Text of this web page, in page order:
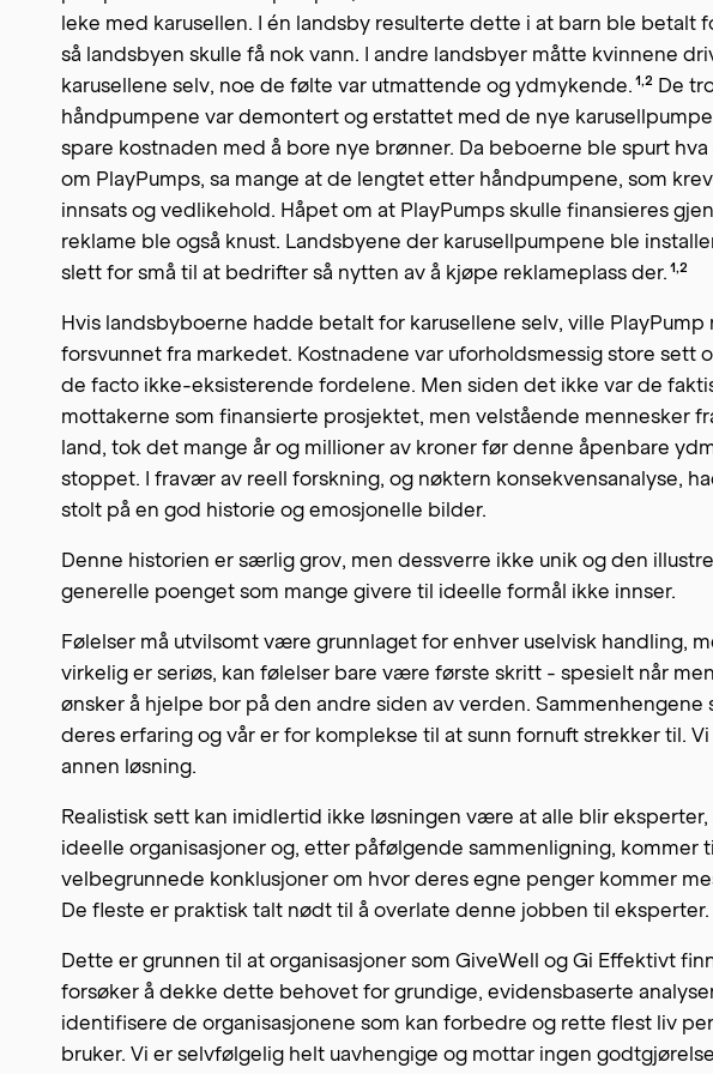
leke med karusellen. I én landsby resulterte dette i at barn ble betalt
så landsbyen skulle få nok vann. I andre landsbyer måtte kvinnene
karusellene selv, noe de følte var utmattende og ydmykende. 1,2 De
håndpumpene var demontert og erstattet med de nye
spare kostnaden med å bore nye brønner. Da beboerne ble spurt
om PlayPumps, sa mange at de lengtet etter håndpumpene, som
innsats og vedlikehold. Håpet om at PlayPumps skulle finansieres
reklame ble også knust. Landsbyene der karusellpumpene ble
slett for små til at bedrifter så nytten av å kjøpe reklameplass der. 1,2
Hvis landsbyboerne hadde betalt for karusellene selv, ville PlayPump
forsvunnet fra markedet. Kostnadene var uforholdsmessig store sett
de facto ikke-eksisterende fordelene. Men siden det ikke var de
mottakerne som finansierte prosjektet, men velstående mennesker
land, tok det mange år og millioner av kroner før denne åpenbare
stoppet. I fravær av reell forskning, og nøktern konsekvensanalyse,
stolt på en god historie og emosjonelle bilder.
Denne historien er særlig grov, men dessverre ikke unik og den
generelle poenget som mange givere til ideelle formål ikke innser.
Følelser må utvilsomt være grunnlaget for enhver uselvisk handling,
virkelig er seriøs, kan følelser bare være første skritt - spesielt når
ønsker å hjelpe bor på den andre siden av verden. Sammenhengene
deres erfaring og vår er for komplekse til at sunn fornuft strekker til.
annen løsning.
Realistisk sett kan imidlertid ikke løsningen være at alle blir eksperter,
ideelle organisasjoner og, etter påfølgende sammenligning, kommer
velbegrunnede konklusjoner om hvor deres egne penger kommer
De fleste er praktisk talt nødt til å overlate denne jobben til eksperter.
Dette er grunnen til at organisasjoner som GiveWell og Gi Effektivt
forsøker å dekke dette behovet for grundige, evidensbaserte
identifisere de organisasjonene som kan forbedre og rette flest liv
bruker. Vi er selvfølgelig helt uavhengige og mottar ingen